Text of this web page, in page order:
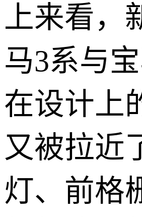
上来看，
马3系与
在设计上
又被拉近
灯、前格